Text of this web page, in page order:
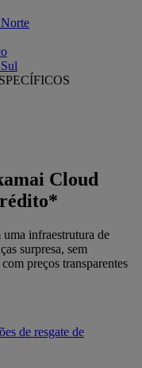
Cloud
infraestrutura de
surpresa, sem
preços transparentes
de resgate de